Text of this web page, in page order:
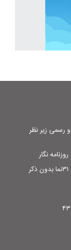
رسمی زیر نظر
نگار
استفاده از هریک از مطالب و تصاویر اختصاصی ۳۱نما بدون ذکر